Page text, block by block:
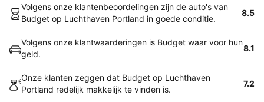
Volgens onze klantenbeoordelingen zijn de auto's van
Budget op Luchthaven Portland in goede conditie.
8.5
Volgens onze klantwaarderingen is Budget waar voor hun
geld.
8.1
Onze klanten zeggen dat Budget op Luchthaven
Portland redelijk makkelijk te vinden is.
7.2